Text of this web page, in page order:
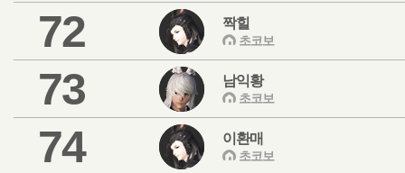
72 짝힐
초코보
73 남익황
초코보
74 이환매
초코보